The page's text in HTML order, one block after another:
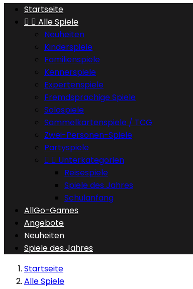
Startseite
  Alle Spiele
Neuheiten
Kinderspiele
Familienspiele
Kennerspiele
Expertenspiele
Fremdsprachige Spiele
Solospiele
Sammelkartenspiele / TCG
Zwei-Personen-Spiele
Partyspiele
  Unterkategorien
Reisespiele
Spiele des Jahres
Schulanfang
AllGo-Games
Angebote
Neuheiten
Spiele des Jahres
Startseite
Alle Spiele